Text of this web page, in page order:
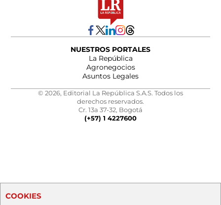
NUESTROS PORTALES
La República
Agronegocios
Asuntos Legales
© 2026, Editorial La República S.A.S. Todos los
derechos reservados.
Cr. 13a 37-32, Bogotá
(+57) 1 4227600
COOKIES